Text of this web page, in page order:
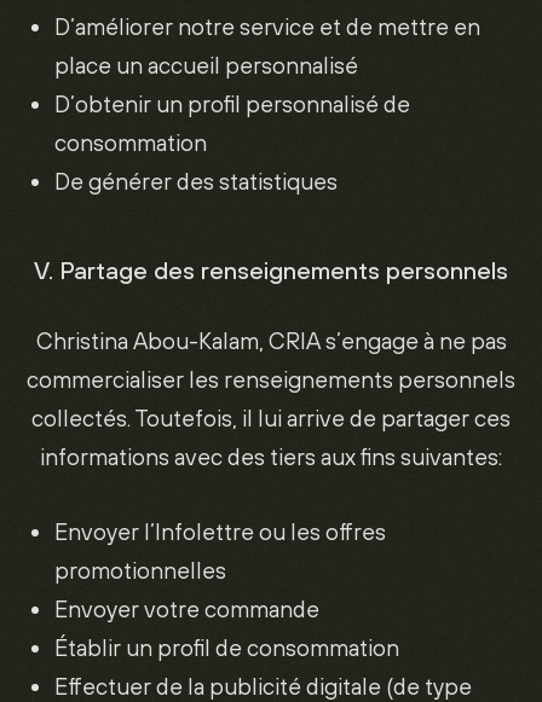
D’améliorer notre service et de mettre en
place un accueil personnalisé
D’obtenir un profil personnalisé de
consommation
De générer des statistiques
V. Partage des renseignements personnels
Christina Abou-Kalam, CRIA s’engage à ne pas
commercialiser les renseignements personnels
collectés. Toutefois, il lui arrive de partager ces
informations avec des tiers aux fins suivantes:
Envoyer l’Infolettre ou les offres
promotionnelles
Envoyer votre commande
Établir un profil de consommation
Effectuer de la publicité digitale (de type